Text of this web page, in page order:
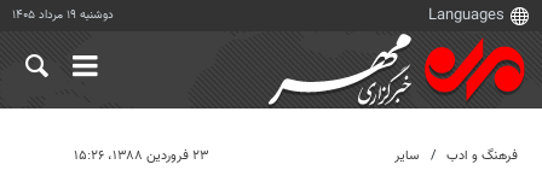
دوشنبه ۱۹ مرداد ۱۴۰۵
فرهنگ و ادب سایر ۲۳ فروردین ۱۳۸۸، ۱۵:۲۶